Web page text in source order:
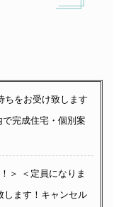
ちをお受け致します
で完成住宅・個別案
＞ ＜定員になりま
します！キャンセル